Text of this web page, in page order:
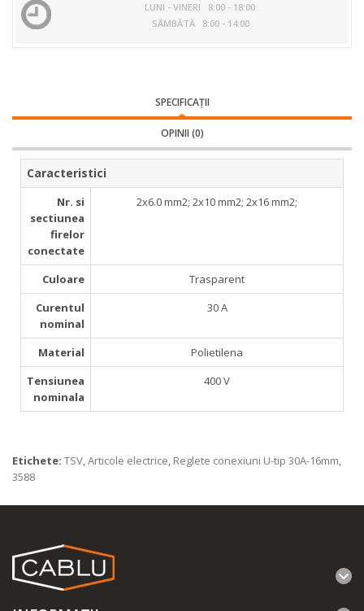
LUNI - VINERI 8:00 - 18:00
SÂMBĂTĂ 8:00 - 14:00
SPECIFICAŢII
OPINII (0)
Caracteristici
­ Nr. si
sectiunea
firelor
conectate
2x6.0 mm2; 2x10 mm2; 2x16 mm2;
Culoare
Trasparent
Curentul
nominal
30 A
Material
Polietilena
Tensiunea
nominala
400 V
Etichete: TSV,Articole electrice, Reglete conexiuni U-tip 30A-16mm,
3588